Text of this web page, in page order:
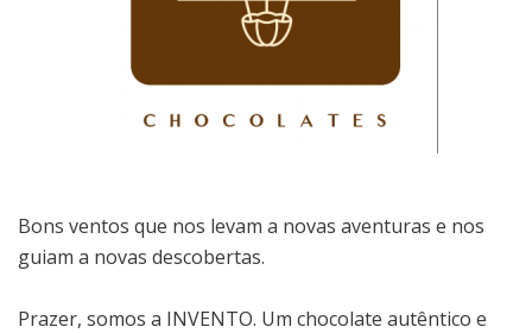
Bons ventos que nos levam a novas aventuras e nos
guiam a novas descobertas.
Prazer, somos a INVENTO. Um chocolate autêntico e